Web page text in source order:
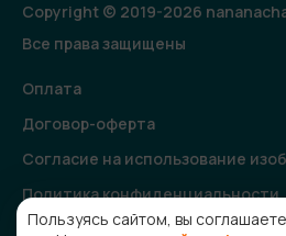
Copyright © 2019-2026
Все права защищены
Оплата
Договор-оферта
Согласие на использование
Политика конфиденциальности
Согласие на получение
Пользуясь сайтом, вы